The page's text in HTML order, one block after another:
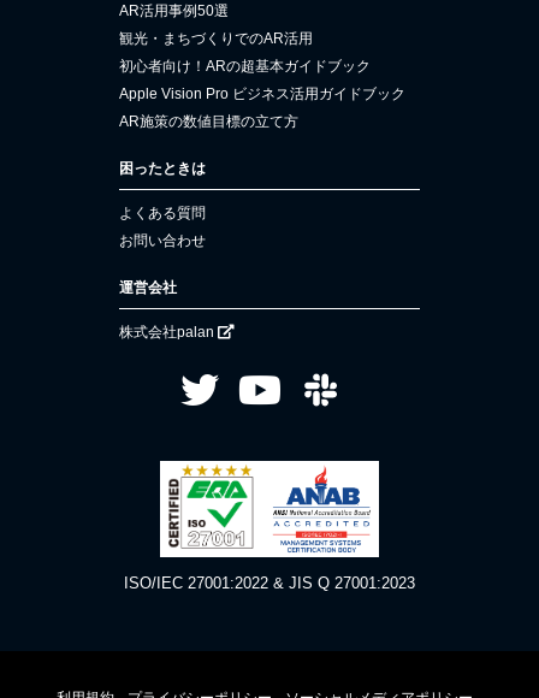
AR活用事例50選
観光・まちづくりでのAR活用
初心者向け！ARの超基本ガイドブック
Apple Vision Pro ビジネス活用ガイドブック
AR施策の数値目標の立て方
困ったときは
よくある質問
お問い合わせ
運営会社
株式会社palan
ISO/IEC 27001:2022 & JIS Q 27001:2023